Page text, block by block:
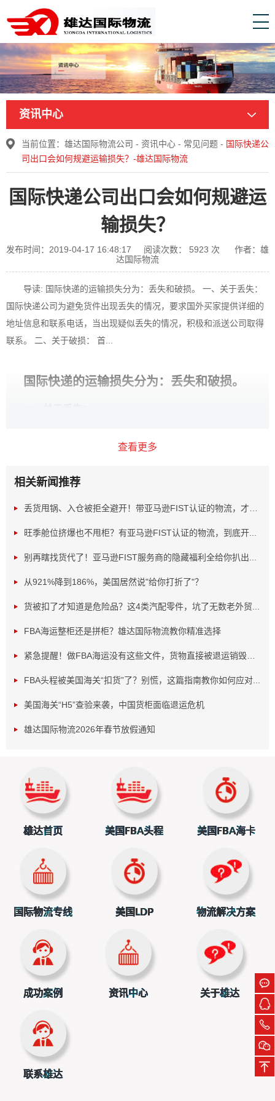
资讯中心
当前位置： 雄达国际物流公司 - 资讯中心 - 常见问题 - 国际快递公
司出口会如何规避运输损失？-雄达国际物流
国际快递公司出口会如何规避运
输损失？
发布时间：2019-04-17 16:48:17 阅读次数： 5923 次
作者：雄
达国际物流
导读: 国际快递的运输损失分为：丢失和破损。 一、关于丢失：
国际快递公司为避免货件出现丢失的情况，要求国外买家提供详细的
地址信息和联系电话，当出现疑似丢失的情况，积极和派送公司取得
联系。 二、关于破损： 首...
国际快递的运输损失分为：丢失和破损。
积极和派送公司取得联系。
二、关于破损：
首先是产品的包装需要根据不同的产品有合适的包装，例
如：玻璃、陶瓷等易碎产品采取相对应的防摔减震的包装。
需防潮的品做相对应的防潮包装等等
雄达国际物流会对每一票的产品在出库前对收件人的信息
将货物的运输损失的风险降到很低。与此同时，雄达提供保
价服务，为您的货物运输再上一道“锁”，让您的货物运输安
全省心。
立即扫一扫获取物流方案和报价
上一篇：上海国际快递公司都会上门取件吗？
下一篇：国际快递公司运输到美国时效是多少？
查看更多
相关新闻推荐
丢货甩锅、入仓被拒全避开！带亚马逊FIST认证的物流，才是...
旺季舱位挤爆也不甩柜？有亚马逊FIST认证的物流，到底开...
别再瞎找货代了！亚马逊FIST服务商的隐藏福利全给你扒出...
从921%降到186%，美国居然说"给你打折了"？
货被扣了才知道是危险品？这4类汽配零件，坑了无数老外贸...
FBA海运整柜还是拼柜？雄达国际物流教你精准选择
紧急提醒！做FBA海运没有这些文件，货物直接被退运销毁！...
FBA头程被美国海关“扣货”了？别慌，这篇指南教你如何应对...
美国海关“H5”查验来袭，中国货柜面临退运危机
雄达国际物流2026年春节放假通知
雄达首页 美国FBA头程 美国FBA海卡
国际物流专线 美国LDP 物流解决方案
成功案例 资讯中心 关于雄达
联系雄达